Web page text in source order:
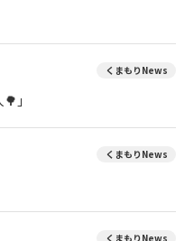
くまもりNews
」
くまもりNews
くまもりNews